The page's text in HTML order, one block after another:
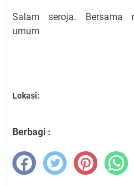
Salam seroja. Bersama
umum
Lokasi:
Berbagi :